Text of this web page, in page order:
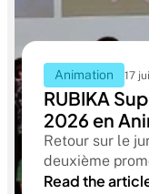
Animation 17
RUBIKA
2026 en
films de fin
Retour sur le
deuxième
Supinfocom.
Read the